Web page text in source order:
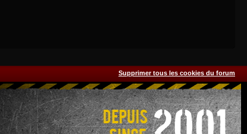
Supprimer tous les cookies du forum